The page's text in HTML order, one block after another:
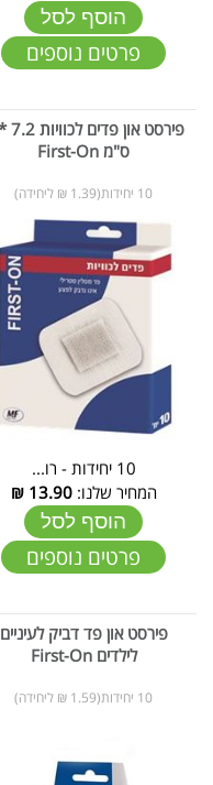
הוסף לסל
פרטים נוספים
ס"מ First-On
10 יחידות(1.39 ₪ ליחידה)
10 יחידות - רו...
המחיר שלנו:13.90
₪
הוסף לסל
פרטים נוספים
פירסט און פד דביק לעיניים
לילדים First-On
10 יחידות(1.59 ₪ ליחידה)